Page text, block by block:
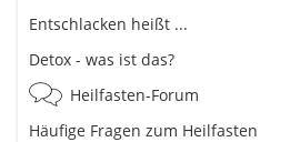
Entschlacken heißt ...
Detox - was ist das?
Heilfasten-Forum
Häufige Fragen zum Heilfasten